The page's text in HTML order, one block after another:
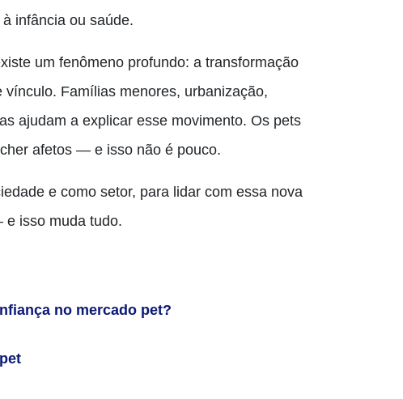
infância ou saúde.
um fenômeno profundo: a transformação
Famílias menores, urbanização,
ajudam a explicar esse movimento. Os pets
afetos — e isso não é pouco.
e como setor, para lidar com essa nova
isso muda tudo.
no mercado pet?